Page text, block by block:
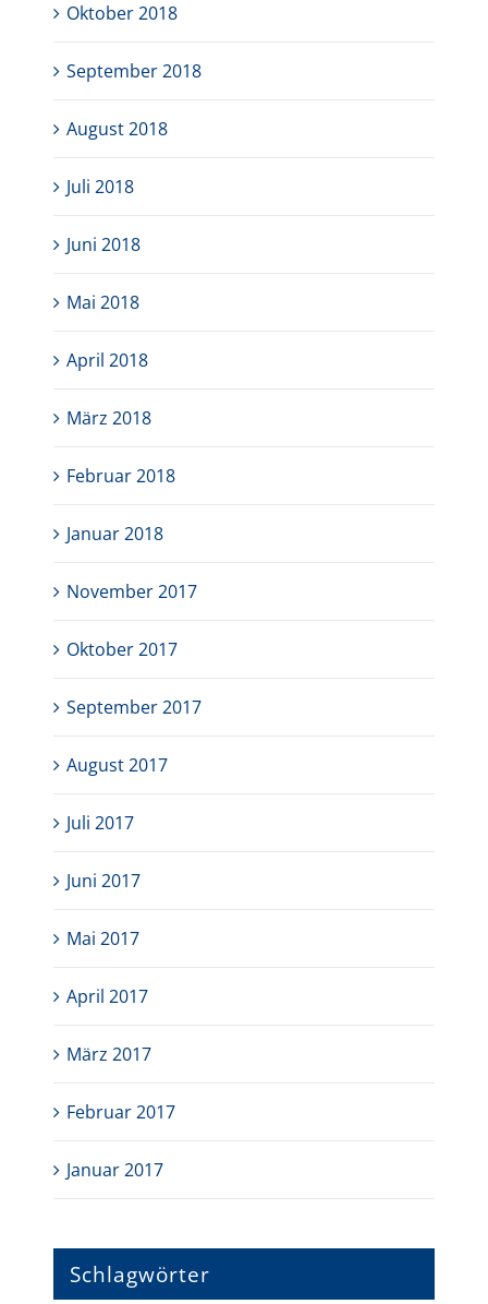
Oktober 2018
September 2018
August 2018
Juli 2018
Juni 2018
Mai 2018
April 2018
März 2018
Februar 2018
Januar 2018
November 2017
Oktober 2017
September 2017
August 2017
Juli 2017
Juni 2017
Mai 2017
April 2017
März 2017
Februar 2017
Januar 2017
Schlagwörter